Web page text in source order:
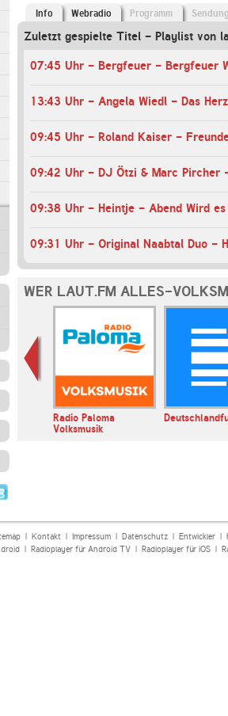
Info Webradio Programm
Zuletzt gespielte Titel - Playlist von
07:45 Uhr - Bergfeuer - Bergfeuer
13:43 Uhr - Angela Wiedl - Das
09:45 Uhr - Roland Kaiser -
09:42 Uhr - DJ Ötzi & Marc Pircher
09:38 Uhr - Heintje - Abend Wird
WER LAUT.FM ALLES-
Radio Paloma
Volksmusik
| Kontakt| Impressum| Datenschutz| Entwickler|
| Radioplayer für Android TV| Radioplayer für iOS|